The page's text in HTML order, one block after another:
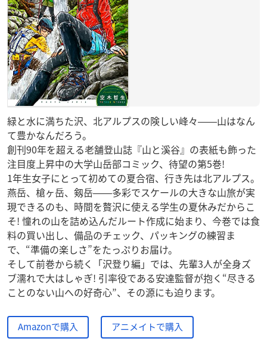
緑と水に満ちた沢、北アルプスの険しい峰々――山はなん
て豊かなんだろう。
創刊90年を超える老舗登山誌『山と溪谷』の表紙も飾った
注目度上昇中の大学山岳部コミック、待望の第5巻!
1年生女子にとって初めての夏合宿、行き先は北アルプス。
燕岳、槍ヶ岳、剱岳――多彩でスケールの大きな山旅が実
現できるのも、時間を贅沢に使える学生の夏休みだからこ
そ! 憧れの山を詰め込んだルート作成に始まり、今巻では食
料の買い出し、備品のチェック、パッキングの練習ま
で、“準備の楽しさ”をたっぷりお届け。
そして前巻から続く「沢登り編」では、先輩3人が全身ズ
ブ濡れで大はしゃぎ! 引率役である安達監督が抱く“尽きる
ことのない山への好奇心”、その源にも迫ります。
Amazonで購入 アニメイトで購入